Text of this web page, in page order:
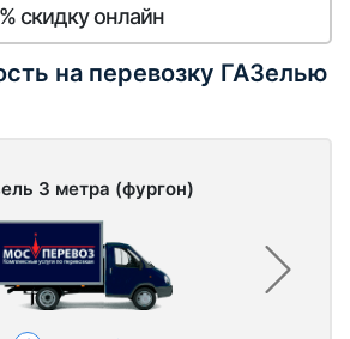
скидку онлайн
на перевозку ГАЗелью
3 метра (фургон)